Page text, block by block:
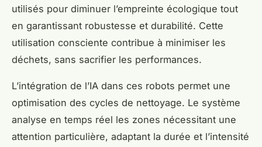
utilisés pour diminuer l’empreinte écologique tout
en garantissant robustesse et durabilité. Cette
utilisation consciente contribue à minimiser les
déchets, sans sacrifier les performances.
L’intégration de l’IA dans ces robots permet une
optimisation des cycles de nettoyage. Le système
analyse en temps réel les zones nécessitant une
attention particulière, adaptant la durée et l’intensité